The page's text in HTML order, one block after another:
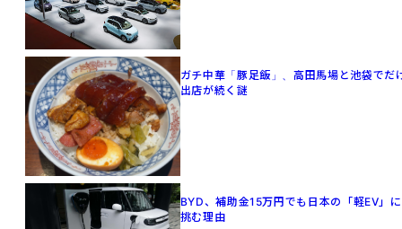
ガチ中華「豚足飯」、高田馬場と池袋でだ
出店が続く謎
BYD、補助金15万円でも日本の「軽EV」に
挑む理由